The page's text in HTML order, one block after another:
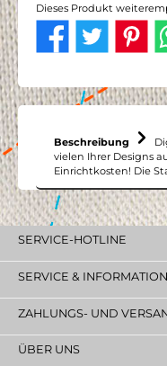
Dieses Produkt
Beschreibung
vielen Ihrer Designs
Einrichtkosten! Die
SERVICE-HOTLINE
SERVICE &
ZAHLUNGS- UND
ÜBER UNS